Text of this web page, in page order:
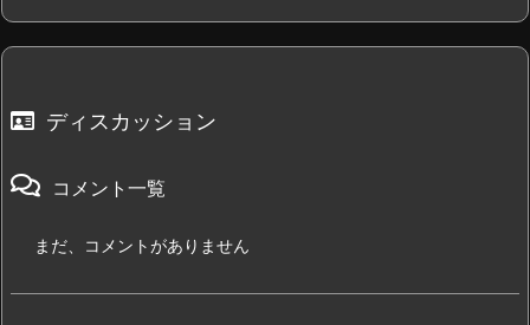
ディスカッション
コメント一覧
まだ、コメントがありません